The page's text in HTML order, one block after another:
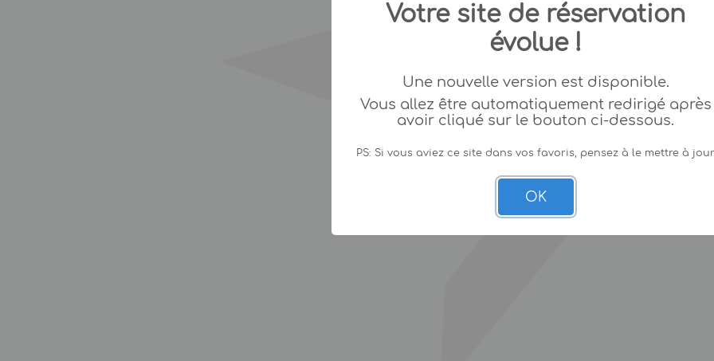
Votre site de réservation
évolue !
Une nouvelle version est disponible.
Vous allez être automatiquement redirigé après
avoir cliqué sur le bouton ci-dessous.
PS: Si vous aviez ce site dans vos favoris, pensez à le mettre à
OK